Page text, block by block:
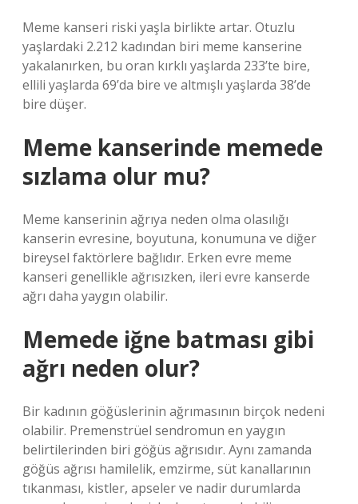
Meme kanseri riski yaşla birlikte artar. Otuzlu
yaşlardaki 2.212 kadından biri meme kanserine
yakalanırken, bu oran kırklı yaşlarda 233’te bire,
ellili yaşlarda 69’da bire ve altmışlı yaşlarda 38’de
bire düşer.
Meme kanserinde memede
sızlama olur mu?
Meme kanserinin ağrıya neden olma olasılığı
kanserin evresine, boyutuna, konumuna ve diğer
bireysel faktörlere bağlıdır. Erken evre meme
kanseri genellikle ağrısızken, ileri evre kanserde
ağrı daha yaygın olabilir.
Memede iğne batması gibi
ağrı neden olur?
Bir kadının göğüslerinin ağrımasının birçok nedeni
olabilir. Premenstrüel sendromun en yaygın
belirtilerinden biri göğüs ağrısıdır. Aynı zamanda
göğüs ağrısı hamilelik, emzirme, süt kanallarının
tıkanması, kistler, apseler ve nadir durumlarda